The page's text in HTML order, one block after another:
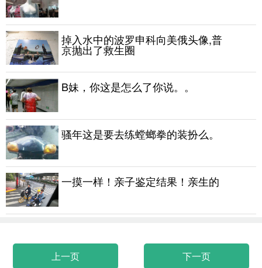
掉入水中的波罗申科向美俄头像,普
京抛出了救生圈
B妹，你这是怎么了你说。。
骚年这是要去练螳螂拳的装扮么。
一摸一样！亲子鉴定结果！亲生的
上一页 下一页